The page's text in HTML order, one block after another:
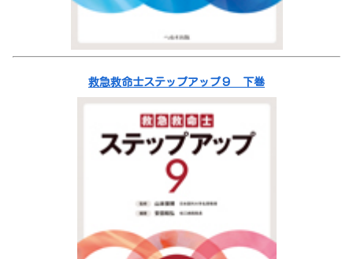
救急救命士ステップアップ９ 下巻